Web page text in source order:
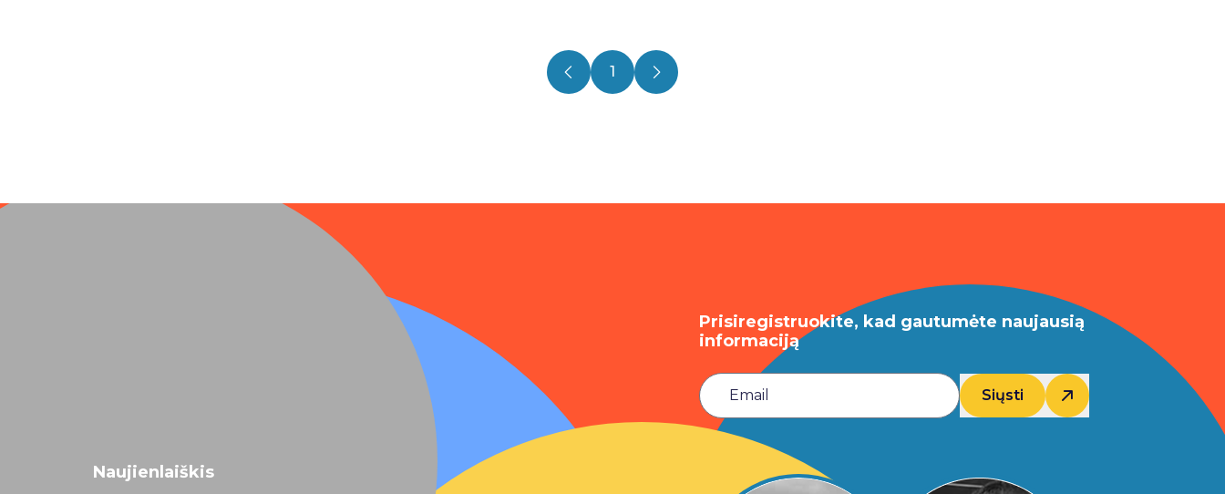
1
Naujienlaiškis
Prisiregistruokite, kad gautumėte naujausią
informaciją
Siųsti